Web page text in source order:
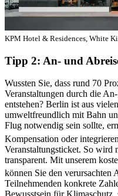
KPM Hotel & Residences, White
Tipp 2: An- und
Wussten Sie, dass rund 70
Veranstaltungen durch die
entstehen? Berlin ist aus
umweltfreundlich mit Bahn
Flug notwendig sein sollte,
Kompensation oder
Veranstaltungsticket. So wird
transparent. Mit unserem
können Sie den verursachten
Teilnehmenden konkrete
Bewusstsein für Klimaschutz,